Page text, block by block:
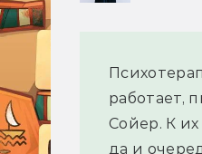
работает,
Сойер. К
да и